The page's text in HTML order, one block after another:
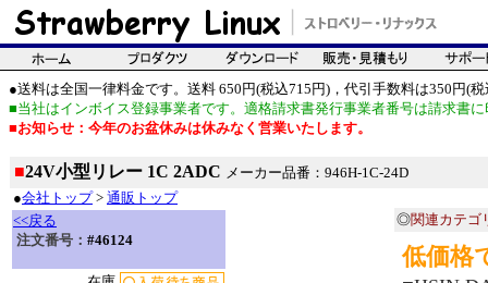
●送料は全国一律料金です。送料 650円(税込715円)，代引手数料は350円(税
■当社はインボイス登録事業者です。適格請求書発行事業者番号は請求書
■お知らせ：今年のお盆休みは休みなく営業いたします。
■24V小型リレー 1C 2ADC メーカー品番：946H-1C-24D
●会社トップ> 通販トップ
<<戻る
注文番号： #46124
◎関連カテゴ
低価格